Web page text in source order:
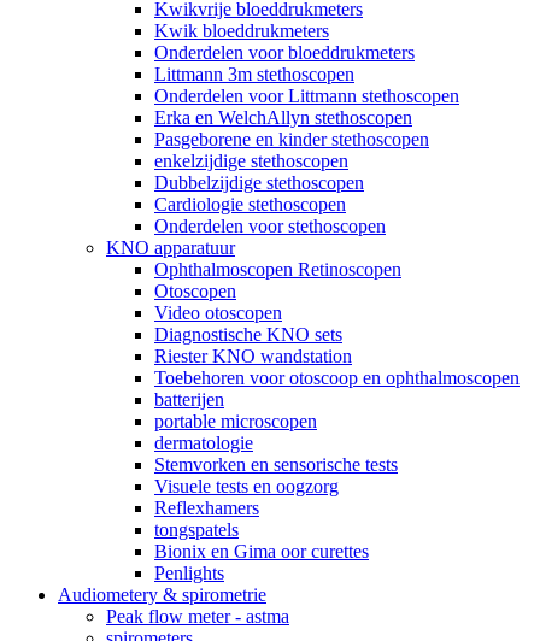
Kwikvrije bloeddrukmeters
Kwik bloeddrukmeters
Onderdelen voor bloeddrukmeters
Littmann 3m stethoscopen
Onderdelen voor Littmann stethoscopen
Erka en WelchAllyn stethoscopen
Pasgeborene en kinder stethoscopen
enkelzijdige stethoscopen
Dubbelzijdige stethoscopen
Cardiologie stethoscopen
Onderdelen voor stethoscopen
KNO apparatuur
Ophthalmoscopen Retinoscopen
Otoscopen
Video otoscopen
Diagnostische KNO sets
Riester KNO wandstation
Toebehoren voor otoscoop en ophthalmoscopen
batterijen
portable microscopen
dermatologie
Stemvorken en sensorische tests
Visuele tests en oogzorg
Reflexhamers
tongspatels
Bionix en Gima oor curettes
Penlights
Audiometery & spirometrie
Peak flow meter - astma